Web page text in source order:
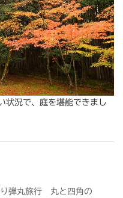
状況で、庭を堪能できまし
弾丸旅行 丸と四角の